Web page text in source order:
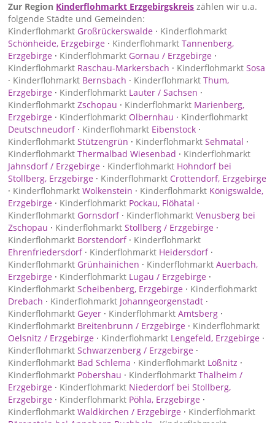
Zur Region Kinderflohmarkt Erzgebirgskreis zählen wir u.a.
folgende Städte und Gemeinden:
Kinderflohmarkt Großrückerswalde · Kinderflohmarkt
Schönheide, Erzgebirge · Kinderflohmarkt Tannenberg,
Erzgebirge · Kinderflohmarkt Gornau / Erzgebirge ·
Kinderflohmarkt Raschau-Markersbach · Kinderflohmarkt Sosa
· Kinderflohmarkt Bernsbach · Kinderflohmarkt Thum,
Erzgebirge · Kinderflohmarkt Lauter / Sachsen ·
Kinderflohmarkt Zschopau · Kinderflohmarkt Marienberg,
Erzgebirge · Kinderflohmarkt Olbernhau · Kinderflohmarkt
Deutschneudorf· Kinderflohmarkt Eibenstock ·
Kinderflohmarkt Stützengrün · Kinderflohmarkt Sehmatal ·
Kinderflohmarkt Thermalbad Wiesenbad · Kinderflohmarkt
Jahnsdorf / Erzgebirge · Kinderflohmarkt Hohndorf bei
Stollberg, Erzgebirge · Kinderflohmarkt Crottendorf, Erzgebirge
· Kinderflohmarkt Wolkenstein · Kinderflohmarkt Königswalde,
Erzgebirge · Kinderflohmarkt Pockau, Flöhatal ·
Kinderflohmarkt Gornsdorf· Kinderflohmarkt Venusberg bei
Zschopau · Kinderflohmarkt Stollberg / Erzgebirge ·
Kinderflohmarkt Borstendorf· Kinderflohmarkt
Ehrenfriedersdorf· Kinderflohmarkt Heidersdorf·
Kinderflohmarkt Grünhainichen · Kinderflohmarkt Auerbach,
Erzgebirge · Kinderflohmarkt Lugau / Erzgebirge ·
Kinderflohmarkt Scheibenberg, Erzgebirge · Kinderflohmarkt
Drebach · Kinderflohmarkt Johanngeorgenstadt ·
Kinderflohmarkt Geyer · Kinderflohmarkt Amtsberg ·
Kinderflohmarkt Breitenbrunn / Erzgebirge · Kinderflohmarkt
Oelsnitz / Erzgebirge · Kinderflohmarkt Lengefeld, Erzgebirge ·
Kinderflohmarkt Schwarzenberg / Erzgebirge ·
Kinderflohmarkt Bad Schlema · Kinderflohmarkt Lößnitz ·
Kinderflohmarkt Pobershau · Kinderflohmarkt Thalheim /
Erzgebirge · Kinderflohmarkt Niederdorf bei Stollberg,
Erzgebirge · Kinderflohmarkt Pöhla, Erzgebirge ·
Kinderflohmarkt Waldkirchen / Erzgebirge · Kinderflohmarkt